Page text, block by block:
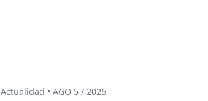
Actualidad • AGO 5 / 2026